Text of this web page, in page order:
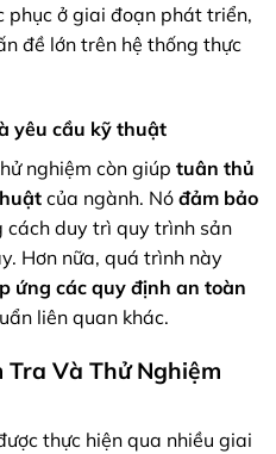
phục ở giai đoạn phát triển,
đề lớn trên hệ thống thực
yêu cầu kỹ thuật
nghiệm còn giúp tuân thủ
của ngành. Nó đảm bảo
cách duy trì quy trình sản
Hơn nữa, quá trình này
ứng các quy định an toàn
liên quan khác.
Tra Và Thử Nghiệm
thực hiện qua nhiều giai